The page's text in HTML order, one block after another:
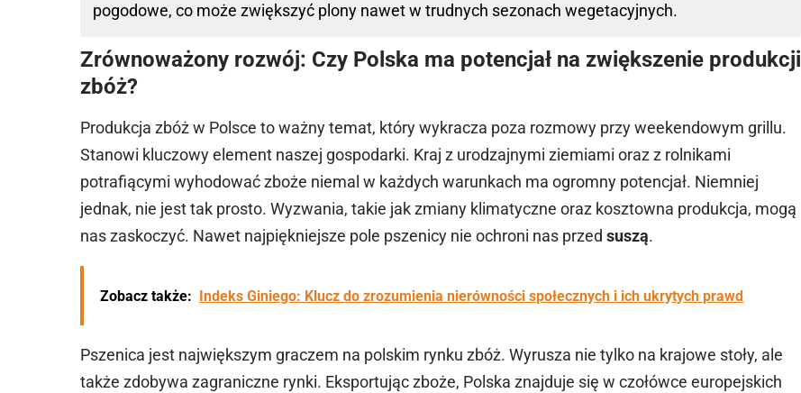
pogodowe, co może zwiększyć plony nawet w trudnych sezonach wegetacyjnych.
Zrównoważony rozwój: Czy Polska ma potencjał na zwiększenie produkcji
zbóż?
Produkcja zbóżw Polsce to ważny temat, który wykracza poza rozmowy przy weekendowym grillu.
Stanowi kluczowy element naszej gospodarki. Kraj z urodzajnymi ziemiami oraz z rolnikami
potrafiącymi wyhodować zboże niemal w każdych warunkach ma ogromny potencjał. Niemniej
jednak, nie jest tak prosto. Wyzwania, takie jak zmiany klimatyczne oraz kosztowna produkcja, mogą
nas zaskoczyć. Nawet najpiękniejsze pole pszenicy nie ochroni nas przedsuszą.
Zobacz także: Indeks Giniego: Klucz do zrozumienia nierówności społecznych i ich ukrytych prawd
Pszenica jest największym graczem na polskim rynku zbóż. Wyrusza nie tylko na krajowe stoły, ale
także zdobywa zagraniczne rynki. Eksportując zboże, Polska znajduje się w czołówce europejskich